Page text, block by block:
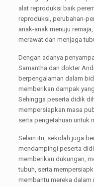
alat reproduksi baik
reproduksi, perubahan-
anak-anak menuju
merawat dan menjaga
Dengan adanya
Samantha dan dokter
berpengalaman dalam
memberikan dampak
Sehingga peserta didik
mempersiapkan masa
serta pengetahuan untuk
Selain itu, sekolah juga
mendampingi peserta
memberikan dukungan,
tubuh, serta
membantu mereka dalam